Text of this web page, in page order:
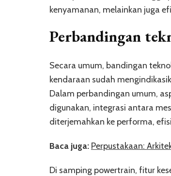
kenyamanan, melainkan juga
Perbandingan
Secara umum, bandingan
kendaraan sudah
Dalam perbandingan umum,
digunakan, integrasi antara
diterjemahkan ke performa,
Baca juga: Perpustakaan:
Di samping powertrain, fitur